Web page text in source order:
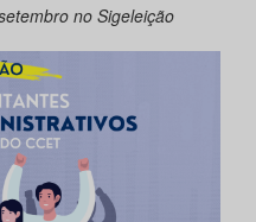
no Sigeleição